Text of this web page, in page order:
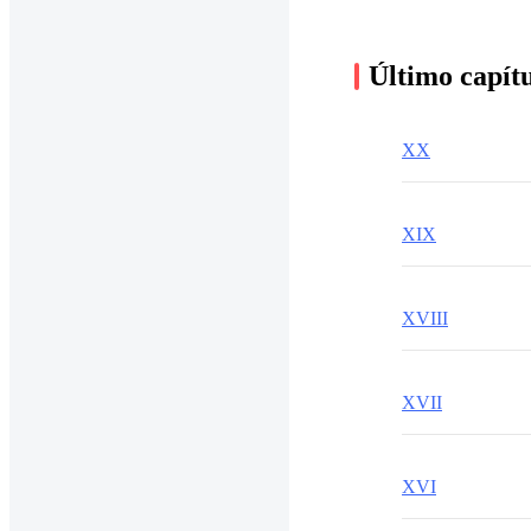
Último
XX
XIX
XVIII
XVII
XVI